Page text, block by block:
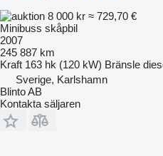
8 000 kr ≈ 729,70 €
Minibuss skåpbil
2007
245 887 km
Kraft 163 hk (120 kW) Bränsle
Sverige, Karlshamn
Blinto AB
Kontakta säljaren